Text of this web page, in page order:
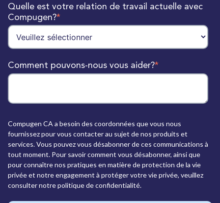
Quelle est votre relation de travail actuelle avec
Compugen?*
Comment pouvons-nous vous aider?*
Compugen CA a besoin des coordonnées que vous nous
fournissez pour vous contacter au sujet de nos produits et
services. Vous pouvez vous désabonner de ces communications à
tout moment. Pour savoir comment vous désabonner, ainsi que
pour connaître nos pratiques en matière de protection de la vie
privée et notre engagement à protéger votre vie privée, veuillez
consulter notre politique de confidentialité.